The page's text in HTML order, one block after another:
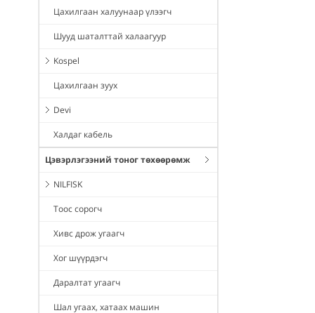
Цахилгаан халуунаар үлээгч
Шууд шаталттай халаагуур
Kospel
Цахилгаан зуух
Devi
Халдаг кабель
Цэвэрлэгээний тоног төхөөрөмж
NILFISK
Тоос сорогч
Хивс дрож угаагч
Хог шүүрдэгч
Даралтат угаагч
Шал угаах, хатаах машин